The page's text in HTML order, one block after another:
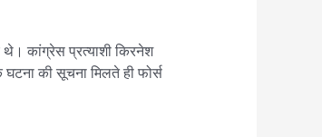
थे। कांग्रेस प्रत्याशी किरनेश
की सूचना मिलते ही फोर्स